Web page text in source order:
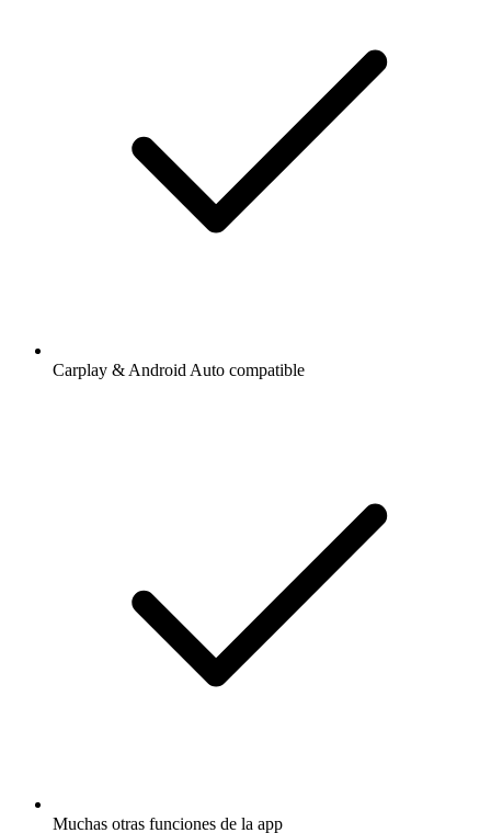
Carplay & Android Auto compatible
Muchas otras funciones de la app